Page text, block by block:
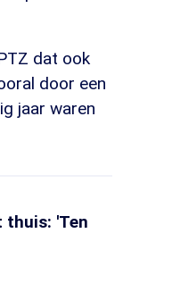
dat ook
door een
jaar waren
thuis: 'Ten